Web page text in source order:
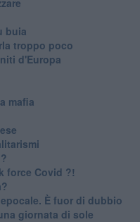
buia
troppo poco
d'Europa
mafia
force Covid ?!
È fuor di dubbio
giornata di sole